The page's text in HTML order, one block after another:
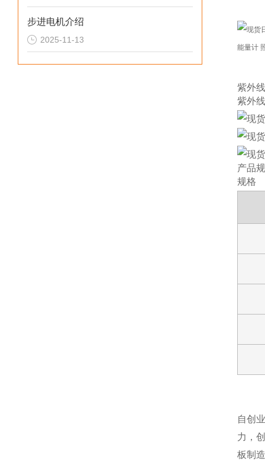
步进电机介绍
2025-11-13
紫外
紫外
产品
规格
自创
力，
板制